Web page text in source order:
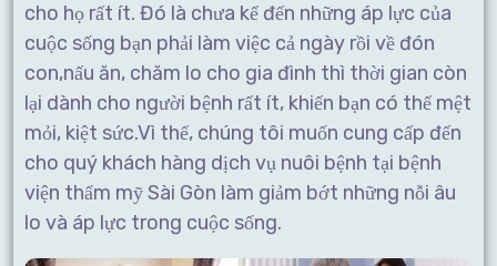
cho họ rất ít. Đó là chưa kể đến những áp lực của
cuộc sống bạn phải làm việc cả ngày rồi về đón
con,nấu ăn, chăm lo cho gia đình thì thời gian còn
lại dành cho người bệnh rất ít, khiến bạn có thể mệt
mỏi, kiệt sức.Vì thế, chúng tôi muốn cung cấp đến
cho quý khách hàng dịch vụ nuôi bệnh tại bệnh
viện thẩm mỹ Sài Gòn làm giảm bớt những nỗi âu
lo và áp lực trong cuộc sống.